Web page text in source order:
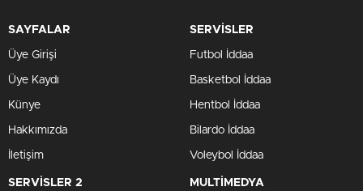
SAYFALAR
Üye Girişi
Üye Kaydı
Künye
Hakkımızda
İletişim
SERVİSLER
Futbol İddaa
Basketbol İddaa
Hentbol İddaa
Bilardo İddaa
Voleybol İddaa
SERVİSLER 2 MULTİMEDYA